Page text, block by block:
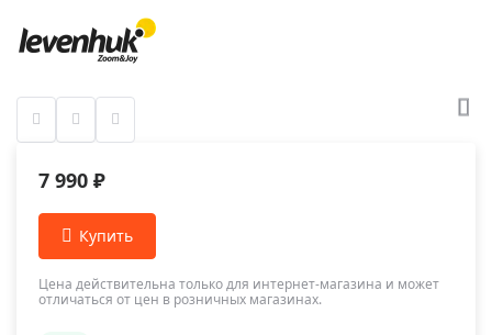
7 990 ₽
Цена действительна только для интернет-магазина и может
отличаться от цен в розничных магазинах.